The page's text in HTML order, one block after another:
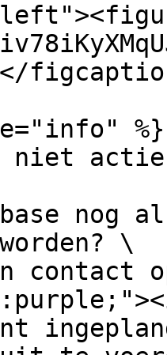
%}
niet
nog
\
contact